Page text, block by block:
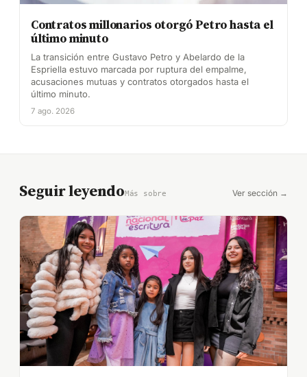
Contratos millonarios otorgó Petro hasta el
último minuto
La transición entre Gustavo Petro y Abelardo de la
Espriella estuvo marcada por ruptura del empalme,
acusaciones mutuas y contratos otorgados hasta el
último minuto.
7 ago. 2026
Seguir leyendoMás sobre Ver sección →